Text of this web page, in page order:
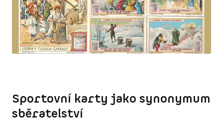
Sportovní karty jako synonymum
sběratelství